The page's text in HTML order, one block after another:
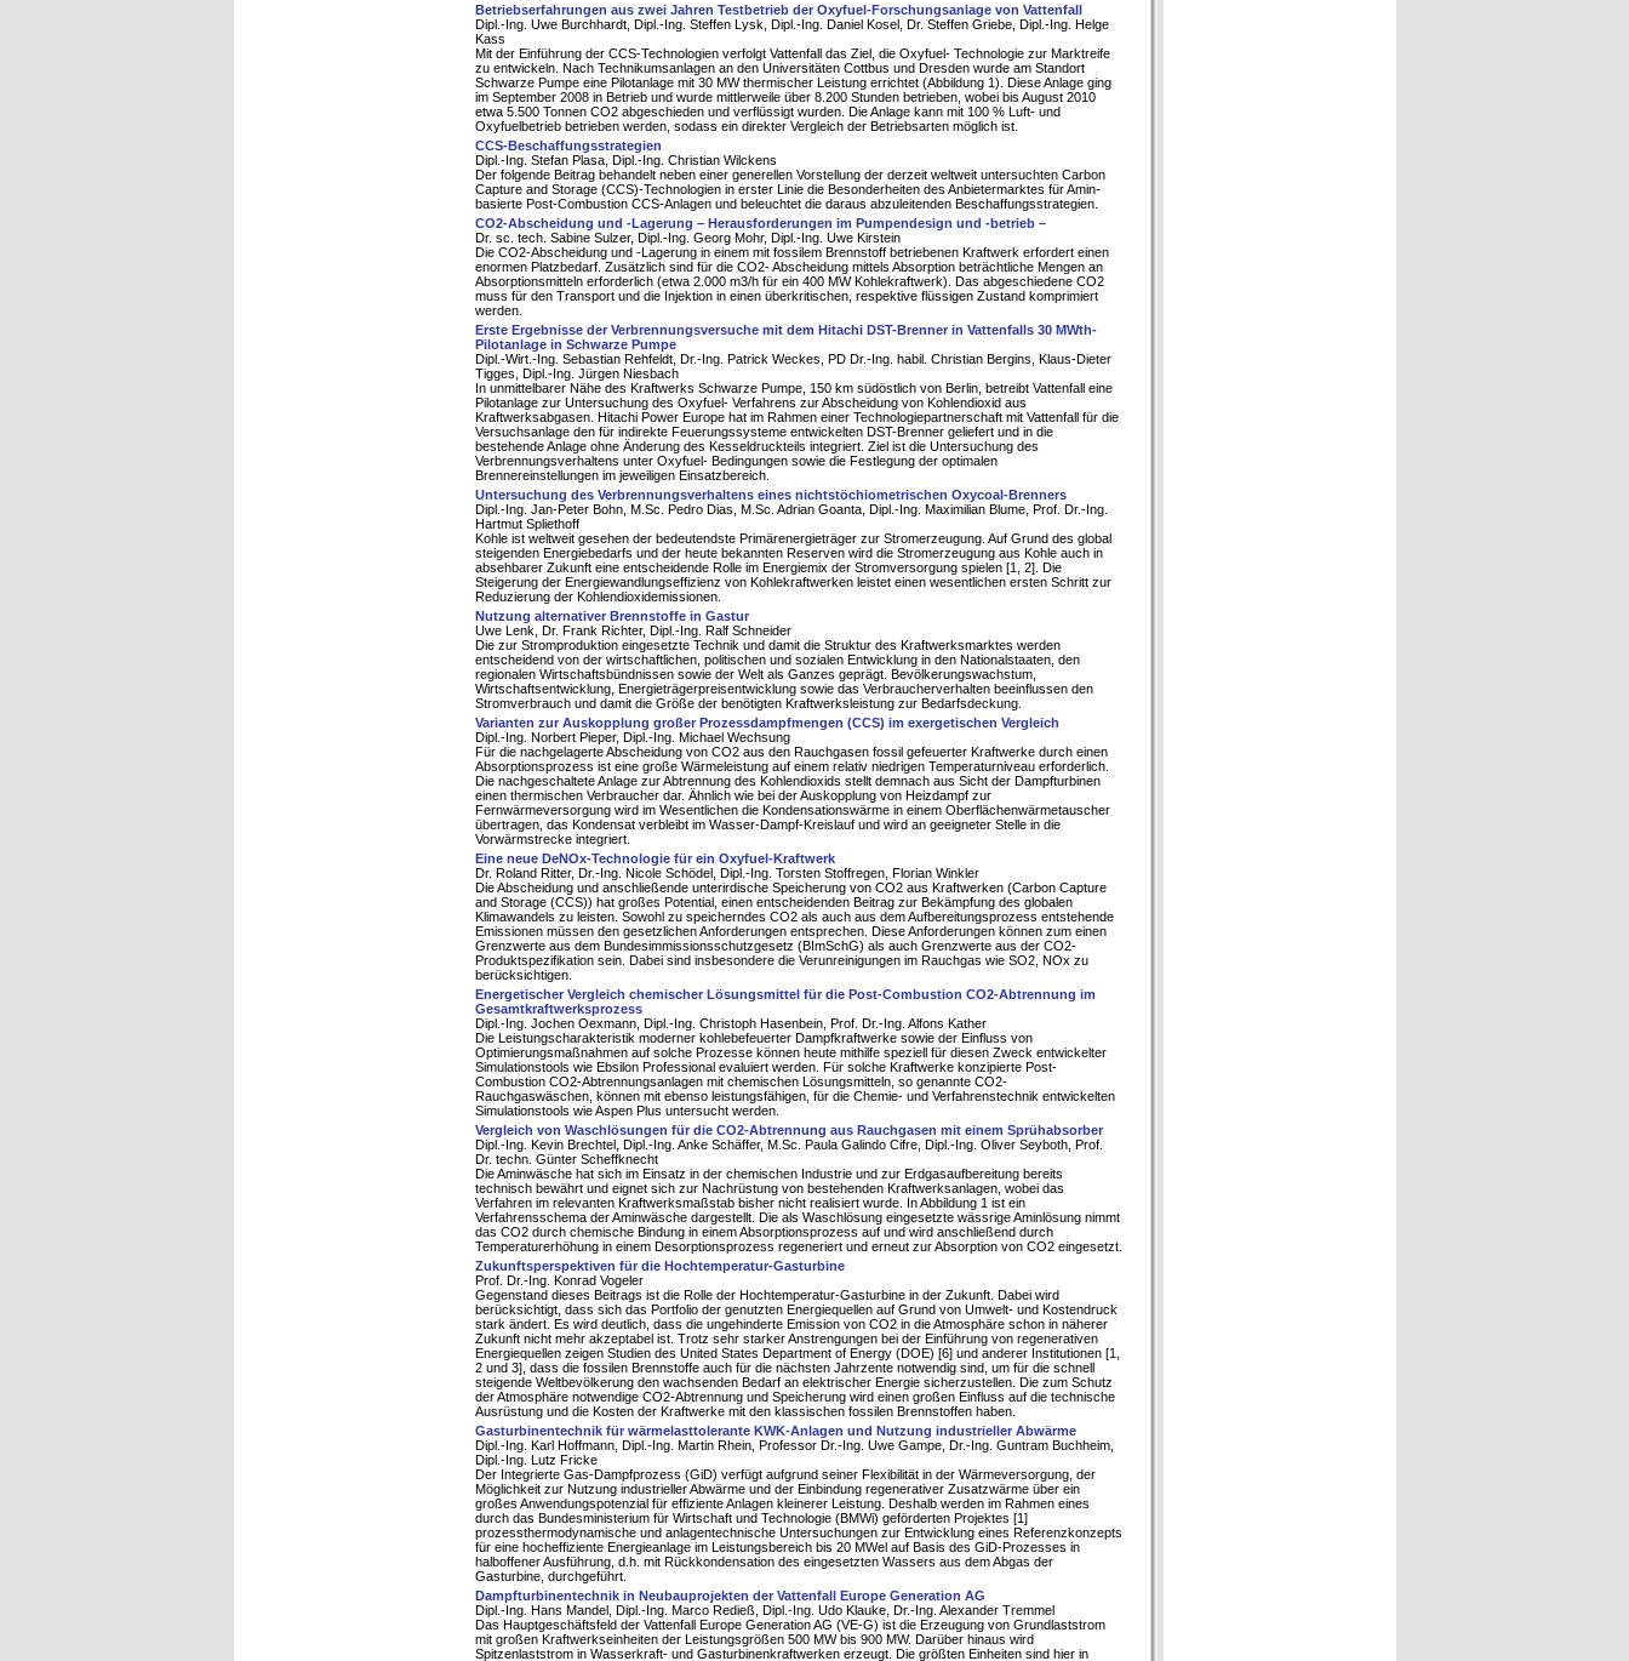
Betriebserfahrungen aus zwei Jahren Testbetrieb der Oxyfuel-Forschungsanlage von Vattenfall
Dipl.-Ing. Uwe Burchhardt, Dipl.-Ing. Steffen Lysk, Dipl.-Ing. Daniel Kosel, Dr. Steffen Griebe, Dipl.-Ing. Helge
Kass
Mit der Einführung der CCS-Technologien verfolgt Vattenfall das Ziel, die Oxyfuel- Technologie zur Marktreife
zu entwickeln. Nach Technikumsanlagen an den Universitäten Cottbus und Dresden wurde am Standort
Schwarze Pumpe eine Pilotanlage mit 30 MW thermischer Leistung errichtet (Abbildung 1). Diese Anlage ging
im September 2008 in Betrieb und wurde mittlerweile über 8.200 Stunden betrieben, wobei bis August 2010
etwa 5.500 Tonnen CO2 abgeschieden und verflüssigt wurden. Die Anlage kann mit 100 % Luft- und
Oxyfuelbetrieb betrieben werden, sodass ein direkter Vergleich der Betriebsarten möglich ist.
CCS-Beschaffungsstrategien
Dipl.-Ing. Stefan Plasa, Dipl.-Ing. Christian Wilckens
Der folgende Beitrag behandelt neben einer generellen Vorstellung der derzeit weltweit untersuchten Carbon
Capture and Storage (CCS)-Technologien in erster Linie die Besonderheiten des Anbietermarktes für Amin-
basierte Post-Combustion CCS-Anlagen und beleuchtet die daraus abzuleitenden Beschaffungsstrategien.
CO2-Abscheidung und -Lagerung – Herausforderungen im Pumpendesign und -betrieb –
Dr. sc. tech. Sabine Sulzer, Dipl.-Ing. Georg Mohr, Dipl.-Ing. Uwe Kirstein
Die CO2-Abscheidung und -Lagerung in einem mit fossilem Brennstoff betriebenen Kraftwerk erfordert einen
enormen Platzbedarf. Zusätzlich sind für die CO2- Abscheidung mittels Absorption beträchtliche Mengen an
Absorptionsmitteln erforderlich (etwa 2.000 m3/h für ein 400 MW Kohlekraftwerk). Das abgeschiedene CO2
muss für den Transport und die Injektion in einen überkritischen, respektive flüssigen Zustand komprimiert
werden.
Erste Ergebnisse der Verbrennungsversuche mit dem Hitachi DST-Brenner in Vattenfalls 30 MWth-
Pilotanlage in Schwarze Pumpe
Dipl.-Wirt.-Ing. Sebastian Rehfeldt, Dr.-Ing. Patrick Weckes, PD Dr.-Ing. habil. Christian Bergins, Klaus-Dieter
Tigges, Dipl.-Ing. Jürgen Niesbach
In unmittelbarer Nähe des Kraftwerks Schwarze Pumpe, 150 km südöstlich von Berlin, betreibt Vattenfall eine
Pilotanlage zur Untersuchung des Oxyfuel- Verfahrens zur Abscheidung von Kohlendioxid aus
Kraftwerksabgasen. Hitachi Power Europe hat im Rahmen einer Technologiepartnerschaft mit Vattenfall für die
Versuchsanlage den für indirekte Feuerungssysteme entwickelten DST-Brenner geliefert und in die
bestehende Anlage ohne Änderung des Kesseldruckteils integriert. Ziel ist die Untersuchung des
Verbrennungsverhaltens unter Oxyfuel- Bedingungen sowie die Festlegung der optimalen
Brennereinstellungen im jeweiligen Einsatzbereich.
Untersuchung des Verbrennungsverhaltens eines nichtstöchiometrischen Oxycoal-Brenners
Dipl.-Ing. Jan-Peter Bohn, M.Sc. Pedro Dias, M.Sc. Adrian Goanta, Dipl.-Ing. Maximilian Blume, Prof. Dr.-Ing.
Hartmut Spliethoff
Kohle ist weltweit gesehen der bedeutendste Primärenergieträger zur Stromerzeugung. Auf Grund des global
steigenden Energiebedarfs und der heute bekannten Reserven wird die Stromerzeugung aus Kohle auch in
absehbarer Zukunft eine entscheidende Rolle im Energiemix der Stromversorgung spielen [1, 2]. Die
Steigerung der Energiewandlungseffizienz von Kohlekraftwerken leistet einen wesentlichen ersten Schritt zur
Reduzierung der Kohlendioxidemissionen.
Nutzung alternativer Brennstoffe in Gastur
Uwe Lenk, Dr. Frank Richter, Dipl.-Ing. Ralf Schneider
Die zur Stromproduktion eingesetzte Technik und damit die Struktur des Kraftwerksmarktes werden
entscheidend von der wirtschaftlichen, politischen und sozialen Entwicklung in den Nationalstaaten, den
regionalen Wirtschaftsbündnissen sowie der Welt als Ganzes geprägt. Bevölkerungswachstum,
Wirtschaftsentwicklung, Energieträgerpreisentwicklung sowie das Verbraucherverhalten beeinflussen den
Stromverbrauch und damit die Größe der benötigten Kraftwerksleistung zur Bedarfsdeckung.
Varianten zur Auskopplung großer Prozessdampfmengen (CCS) im exergetischen Vergleich
Dipl.-Ing. Norbert Pieper, Dipl.-Ing. Michael Wechsung
Für die nachgelagerte Abscheidung von CO2 aus den Rauchgasen fossil gefeuerter Kraftwerke durch einen
Absorptionsprozess ist eine große Wärmeleistung auf einem relativ niedrigen Temperaturniveau erforderlich.
Die nachgeschaltete Anlage zur Abtrennung des Kohlendioxids stellt demnach aus Sicht der Dampfturbinen
einen thermischen Verbraucher dar. Ähnlich wie bei der Auskopplung von Heizdampf zur
Fernwärmeversorgung wird im Wesentlichen die Kondensationswärme in einem Oberflächenwärmetauscher
übertragen, das Kondensat verbleibt im Wasser-Dampf-Kreislauf und wird an geeigneter Stelle in die
Vorwärmstrecke integriert.
Eine neue DeNOx-Technologie für ein Oxyfuel-Kraftwerk
Dr. Roland Ritter, Dr.-Ing. Nicole Schödel, Dipl.-Ing. Torsten Stoffregen, Florian Winkler
Die Abscheidung und anschließende unterirdische Speicherung von CO2 aus Kraftwerken (Carbon Capture
and Storage (CCS)) hat großes Potential, einen entscheidenden Beitrag zur Bekämpfung des globalen
Klimawandels zu leisten. Sowohl zu speicherndes CO2 als auch aus dem Aufbereitungsprozess entstehende
Emissionen müssen den gesetzlichen Anforderungen entsprechen. Diese Anforderungen können zum einen
Grenzwerte aus dem Bundesimmissionsschutzgesetz (BImSchG) als auch Grenzwerte aus der CO2-
Produktspezifikation sein. Dabei sind insbesondere die Verunreinigungen im Rauchgas wie SO2, NOx zu
berücksichtigen.
Energetischer Vergleich chemischer Lösungsmittel für die Post-Combustion CO2-Abtrennung im
Gesamtkraftwerksprozess
Dipl.-Ing. Jochen Oexmann, Dipl.-Ing. Christoph Hasenbein, Prof. Dr.-Ing. Alfons Kather
Die Leistungscharakteristik moderner kohlebefeuerter Dampfkraftwerke sowie der Einfluss von
Optimierungsmaßnahmen auf solche Prozesse können heute mithilfe speziell für diesen Zweck entwickelter
Simulationstools wie Ebsilon Professional evaluiert werden. Für solche Kraftwerke konzipierte Post-
Combustion CO2-Abtrennungsanlagen mit chemischen Lösungsmitteln, so genannte CO2-
Rauchgaswäschen, können mit ebenso leistungsfähigen, für die Chemie- und Verfahrenstechnik entwickelten
Simulationstools wie Aspen Plus untersucht werden.
Vergleich von Waschlösungen für die CO2-Abtrennung aus Rauchgasen mit einem Sprühabsorber
Dipl.-Ing. Kevin Brechtel, Dipl.-Ing. Anke Schäffer, M.Sc. Paula Galindo Cifre, Dipl.-Ing. Oliver Seyboth, Prof.
Dr. techn. Günter Scheffknecht
Die Aminwäsche hat sich im Einsatz in der chemischen Industrie und zur Erdgasaufbereitung bereits
technisch bewährt und eignet sich zur Nachrüstung von bestehenden Kraftwerksanlagen, wobei das
Verfahren im relevanten Kraftwerksmaßstab bisher nicht realisiert wurde. In Abbildung 1 ist ein
Verfahrensschema der Aminwäsche dargestellt. Die als Waschlösung eingesetzte wässrige Aminlösung nimmt
das CO2 durch chemische Bindung in einem Absorptionsprozess auf und wird anschließend durch
Temperaturerhöhung in einem Desorptionsprozess regeneriert und erneut zur Absorption von CO2 eingesetzt.
Zukunftsperspektiven für die Hochtemperatur-Gasturbine
Prof. Dr.-Ing. Konrad Vogeler
Gegenstand dieses Beitrags ist die Rolle der Hochtemperatur-Gasturbine in der Zukunft. Dabei wird
berücksichtigt, dass sich das Portfolio der genutzten Energiequellen auf Grund von Umwelt- und Kostendruck
stark ändert. Es wird deutlich, dass die ungehinderte Emission von CO2 in die Atmosphäre schon in näherer
Zukunft nicht mehr akzeptabel ist. Trotz sehr starker Anstrengungen bei der Einführung von regenerativen
Energiequellen zeigen Studien des United States Department of Energy (DOE) [6] und anderer Institutionen [1,
2 und 3], dass die fossilen Brennstoffe auch für die nächsten Jahrzente notwendig sind, um für die schnell
steigende Weltbevölkerung den wachsenden Bedarf an elektrischer Energie sicherzustellen. Die zum Schutz
der Atmosphäre notwendige CO2-Abtrennung und Speicherung wird einen großen Einfluss auf die technische
Ausrüstung und die Kosten der Kraftwerke mit den klassischen fossilen Brennstoffen haben.
Gasturbinentechnik für wärmelasttolerante KWK-Anlagen und Nutzung industrieller Abwärme
Dipl.-Ing. Karl Hoffmann, Dipl.-Ing. Martin Rhein, Professor Dr.-Ing. Uwe Gampe, Dr.-Ing. Guntram Buchheim,
Dipl.-Ing. Lutz Fricke
Der Integrierte Gas-Dampfprozess (GiD) verfügt aufgrund seiner Flexibilität in der Wärmeversorgung, der
Möglichkeit zur Nutzung industrieller Abwärme und der Einbindung regenerativer Zusatzwärme über ein
großes Anwendungspotenzial für effiziente Anlagen kleinerer Leistung. Deshalb werden im Rahmen eines
durch das Bundesministerium für Wirtschaft und Technologie (BMWi) geförderten Projektes [1]
prozessthermodynamische und anlagentechnische Untersuchungen zur Entwicklung eines Referenzkonzepts
für eine hocheffiziente Energieanlage im Leistungsbereich bis 20 MWel auf Basis des GiD-Prozesses in
halboffener Ausführung, d.h. mit Rückkondensation des eingesetzten Wassers aus dem Abgas der
Gasturbine, durchgeführt.
Dampfturbinentechnik in Neubauprojekten der Vattenfall Europe Generation AG
Dipl.-Ing. Hans Mandel, Dipl.-Ing. Marco Redieß, Dipl.-Ing. Udo Klauke, Dr.-Ing. Alexander Tremmel
Das Hauptgeschäftsfeld der Vattenfall Europe Generation AG (VE-G) ist die Erzeugung von Grundlaststrom
mit großen Kraftwerkseinheiten der Leistungsgrößen 500 MW bis 900 MW. Darüber hinaus wird
Spitzenlaststrom in Wasserkraft- und Gasturbinenkraftwerken erzeugt. Die größten Einheiten sind hier in